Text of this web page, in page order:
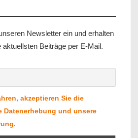
Newsletter ein und erhalten
aktuellsten Beiträge per E-Mail.
akzeptieren Sie die
Datenerhebung und unsere